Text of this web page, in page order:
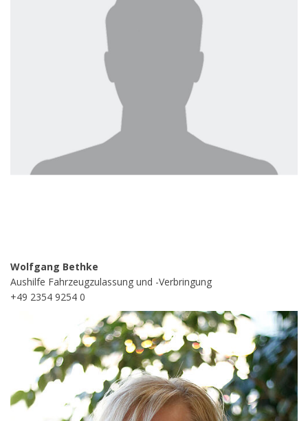
Wolfgang Bethke
Aushilfe Fahrzeugzulassung und -Verbringung
+49 2354 9254 0